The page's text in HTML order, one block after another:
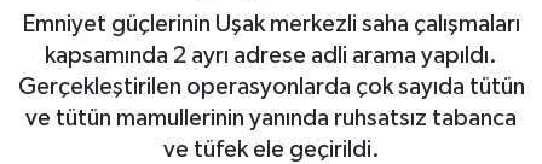
Emniyet güçlerinin Uşak merkezli saha çalışmaları
kapsamında 2 ayrı adrese adli arama yapıldı.
Gerçekleştirilen operasyonlarda çok sayıda tütün
ve tütün mamullerinin yanında ruhsatsız tabanca
ve tüfek ele geçirildi.